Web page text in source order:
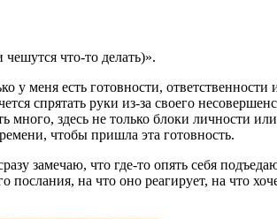
что-то делать)».
у меня есть готовности,
спрятать руки из-за своего
здесь не только блоки личности или
чтобы пришла эта готовность.
замечаю, что где-то опять себя
послания, на что оно реагирует, на что